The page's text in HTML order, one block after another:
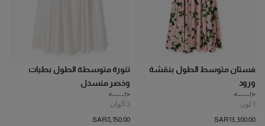
فستان متوسط الطول بنقشة
ورود
<!---->
1 لون
SAR‌13,300.00
تنورة متوسطة الطول بطيات
وخصر منسدل
<!---->
2 ألوان
SAR‌8,150.00